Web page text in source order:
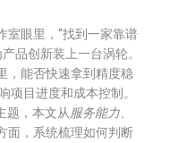
室眼里，“找到一家靠谱
品创新装上一台涡轮。
，能否快速拿到精度稳
项目进度和成本控制。
题，本文从 服务能力、
面，系统梳理如何判断